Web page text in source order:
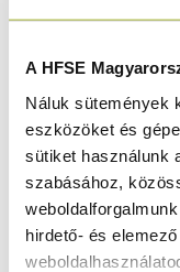
A HFSE
Náluk sütemények
eszközöket és
sütiket használunk
szabásához,
hirdető- és